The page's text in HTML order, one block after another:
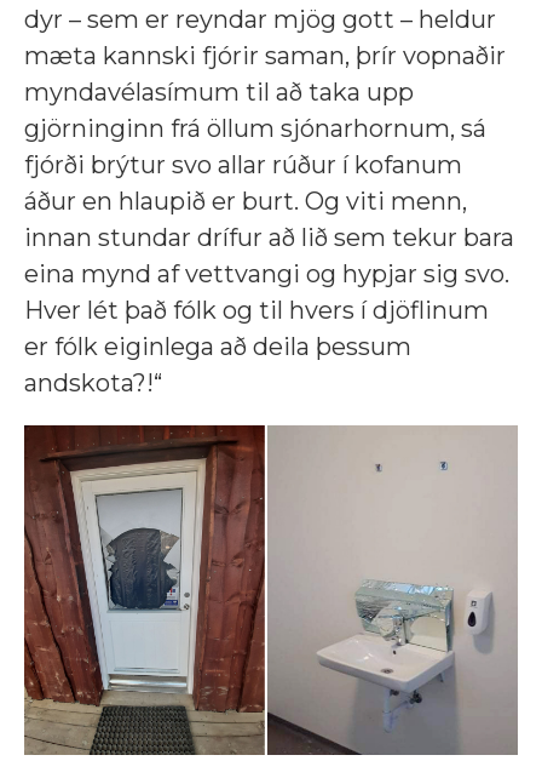
dyr – sem er reyndar mjög gott – heldur
mæta kannski fjórir saman, þrír vopnaðir
myndavélasímum til að taka upp
gjörninginn frá öllum sjónarhornum, sá
fjórði brýtur svo allar rúður í kofanum
áður en hlaupið er burt. Og viti menn,
innan stundar drífur að lið sem tekur bara
eina mynd af vettvangi og hypjar sig svo.
Hver lét það fólk og til hvers í djöflinum
er fólk eiginlega að deila þessum
andskota?!“